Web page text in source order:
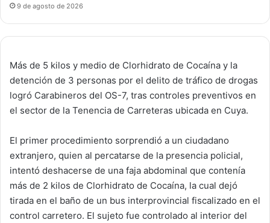
Más de 5 kilos y medio de Clorhidrato de Cocaína y la
detención de 3 personas por el delito de tráfico de drogas
logró Carabineros del OS-7, tras controles preventivos en
el sector de la Tenencia de Carreteras ubicada en Cuya.
El primer procedimiento sorprendió a un ciudadano
extranjero, quien al percatarse de la presencia policial,
intentó deshacerse de una faja abdominal que contenía
más de 2 kilos de Clorhidrato de Cocaína, la cual dejó
tirada en el baño de un bus interprovincial fiscalizado en el
control carretero. El sujeto fue controlado al interior del
9 de agosto de 2026